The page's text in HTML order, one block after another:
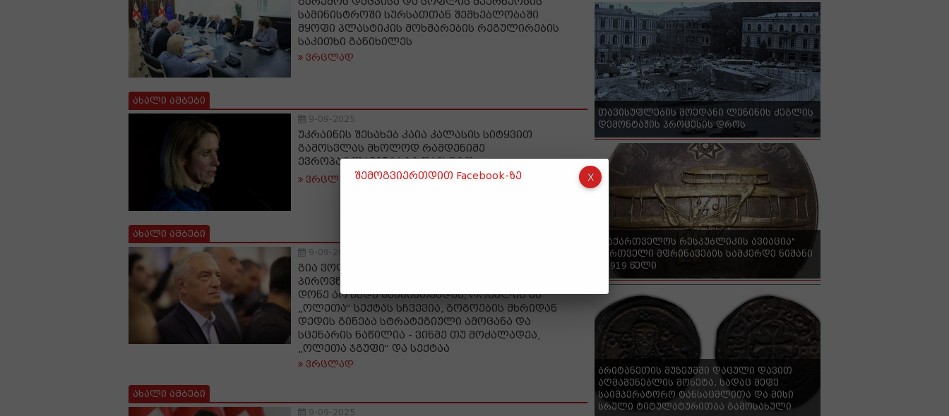
სამინისტროში სურსათთან შემხებლობაში
მყოფი პლასტიკის მოხმარების რეგულირების
საკითხი განიხილეს
ვრცლად
ახალი ამბები
9-09-2025
უკრაინის შესახებ კაია კალასის სიტყვით
გამოსვლას მხოლოდ რამდენიმე
ევროპარლამენტარი დაესწრო
ვრცლად
ახალი ამბები
9-09-2025
გია ვოლსკი: ქართულ საზოგადოებას
პიროვნული დაპირისპირების ეს ფორმა და
დონე არ უნდა ახასიათებდეს, რომელიც ამ
„ოლეთა“ სექტას სჩვევია, გოგოების მხრიდან
დედის გინება სტრატეგიული ამოცანა და
სცენარის ნაწილია - ვინმე თუ მოძალადეა,
„ოლეთა ჯგუფი“ და სექტაა
ვრცლად
ახალი ამბები
9-09-2025
თავისუფლების მოედანი ლენინის ძეგლის
დემონტაჟის პროცესის დროს
"საქართველოს რესპუბლიკის ავიაცია"
ქართველი მფრინავების სამკერდე ნიშანი
- 1919 წელი
ბრიტანეთის მუზეუმში დაცული დავით
აღმაშენებლის მონეტა, სადაც მეფე
საიმპერატორო ტანსაცმლითა და მისი
სრული ტიტულატურითაა გამოსახული
შემოგვიერთდით Facebook-ზე